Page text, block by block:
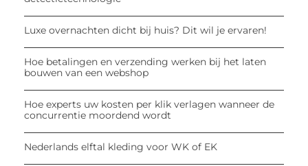
Luxe overnachten dicht bij huis? Dit wil je ervaren!
Hoe betalingen en verzending werken bij het laten
bouwen van een webshop
Hoe experts uw kosten per klik verlagen wanneer de
concurrentie moordend wordt
Nederlands elftal kleding voor WK of EK